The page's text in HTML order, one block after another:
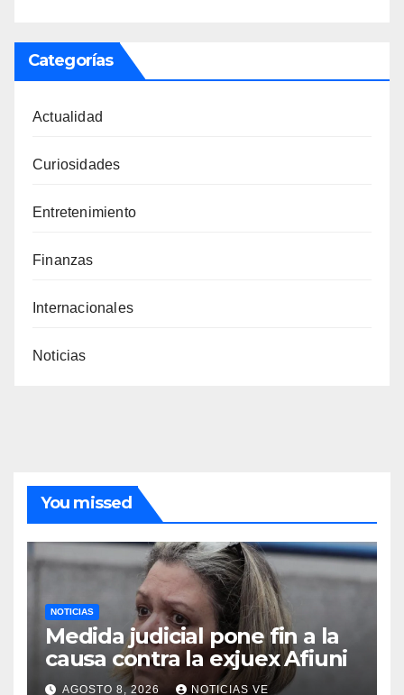
Categorías
Actualidad
Curiosidades
Entretenimiento
Finanzas
Internacionales
Noticias
You missed
NOTICIAS
Medida judicial pone fin a la
causa contra la exjuex Afiuni
AGOSTO 8, 2026 NOTICIAS VE